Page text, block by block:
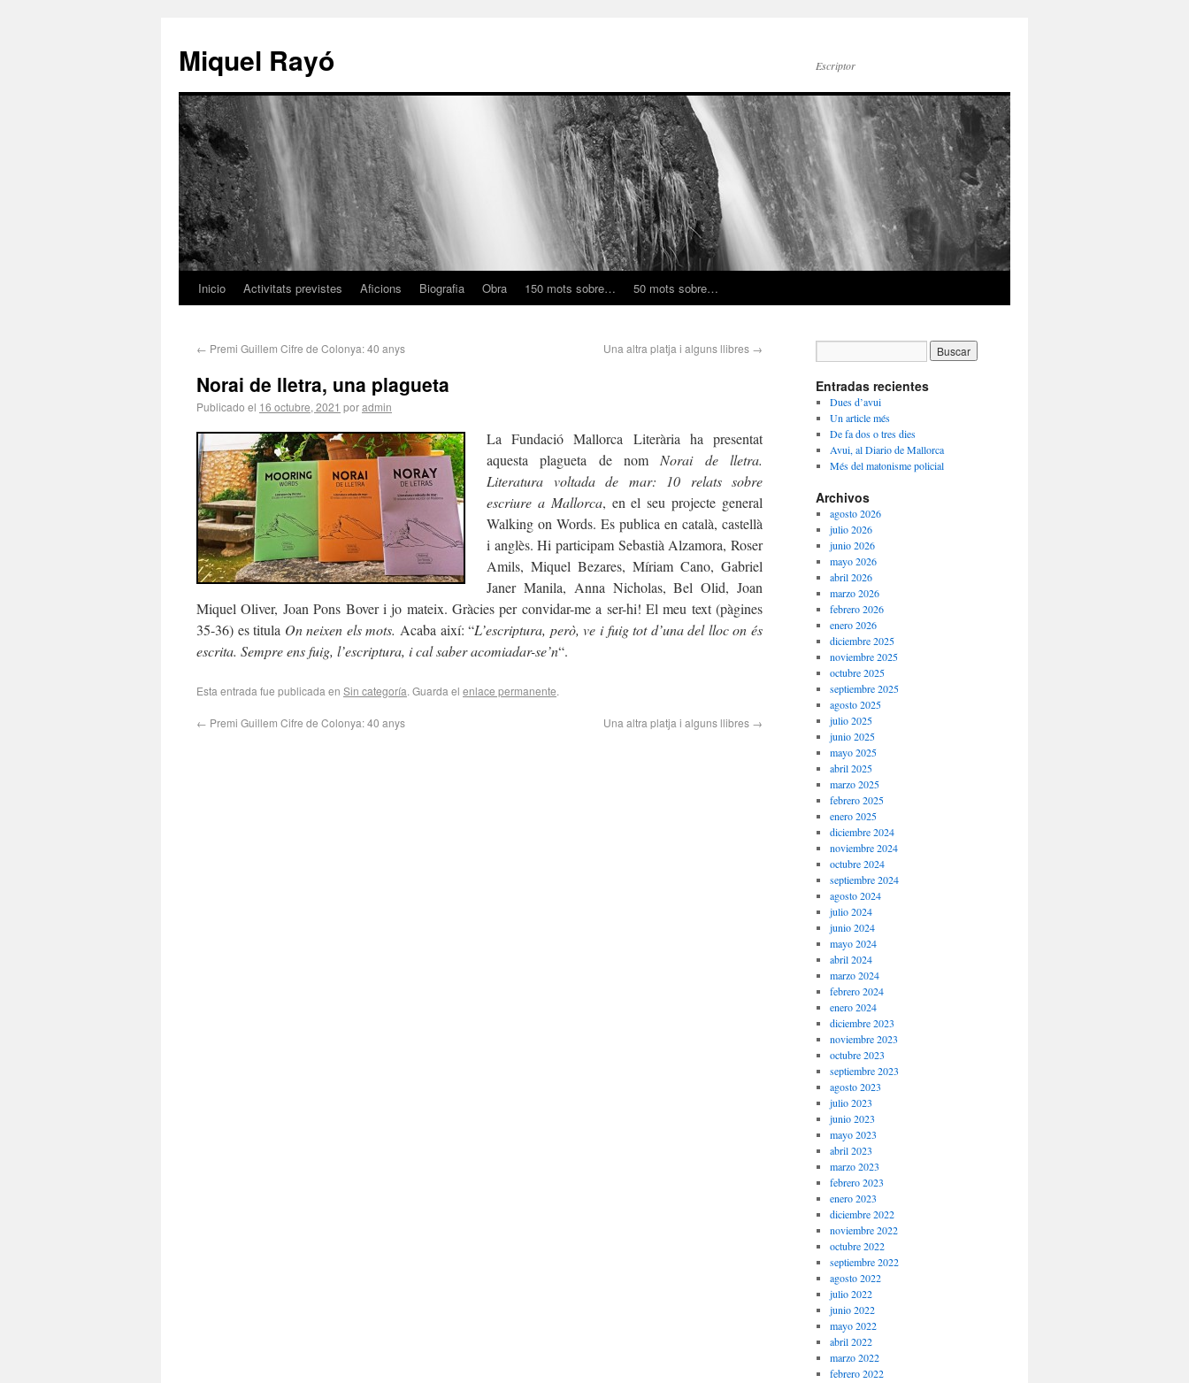
Miquel Rayó Escriptor
Inicio Activitats previstes Aficions Biografia Obra 150 mots sobre… 50 mots sobre…
← Premi Guillem Cifre de Colonya: 40 anys Una altra platja i alguns llibres →
Norai de lletra, una plagueta
Publicado el 16 octubre, 2021 poradmin
La Fundació Mallorca Literària ha presentat
aquesta plagueta de nom Norai de lletra.
Literatura voltada de mar: 10 relats sobre
escriure a Mallorca, en el seu projecte general
Walking on Words. Es publica en català, castellà
i anglès. Hi participam Sebastià Alzamora, Roser
Amils, Miquel Bezares, Míriam Cano, Gabriel
Janer Manila, Anna Nicholas, Bel Olid, Joan
Miquel Oliver, Joan Pons Bover i jo mateix. Gràcies per convidar-me a ser-hi! El meu text (pàgines
35-36) es titula On neixen els mots. Acaba així: “L’escriptura, però, ve i fuig tot d’una del lloc on és
escrita. Sempre ens fuig, l’escriptura, i cal saber acomiadar-se’n“.
Esta entrada fue publicada en Sin categoría. Guarda el enlace permanente.
← Premi Guillem Cifre de Colonya: 40 anys Una altra platja i alguns llibres →
Entradas recientes
Dues d’avui
Un article més
De fa dos o tres dies
Avui, al Diario de Mallorca
Més del matonisme policial
Archivos
agosto 2026
julio 2026
junio 2026
mayo 2026
abril 2026
marzo 2026
febrero 2026
enero 2026
diciembre 2025
noviembre 2025
octubre 2025
septiembre 2025
agosto 2025
julio 2025
junio 2025
mayo 2025
abril 2025
marzo 2025
febrero 2025
enero 2025
diciembre 2024
noviembre 2024
octubre 2024
septiembre 2024
agosto 2024
julio 2024
junio 2024
mayo 2024
abril 2024
marzo 2024
febrero 2024
enero 2024
diciembre 2023
noviembre 2023
octubre 2023
septiembre 2023
agosto 2023
julio 2023
junio 2023
mayo 2023
abril 2023
marzo 2023
febrero 2023
enero 2023
diciembre 2022
noviembre 2022
octubre 2022
septiembre 2022
agosto 2022
julio 2022
junio 2022
mayo 2022
abril 2022
marzo 2022
febrero 2022